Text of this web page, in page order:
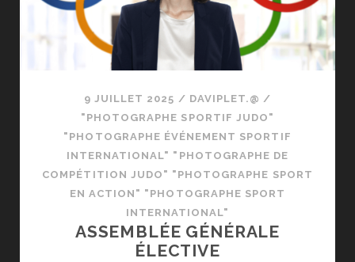
9 JUILLET 2025 / DAVIPLET.@ /
"PHOTOGRAPHE SPORTIF JUDO"
"PHOTOGRAPHE ÉVÉNEMENT SPORTIF
INTERNATIONAL" "PHOTOGRAPHE DE
COMPÉTITION JUDO" "PHOTOGRAPHE SPORT
EN ACTION" "PHOTOGRAPHE SPORT
INTERNATIONAL"
ASSEMBLÉE GÉNÉRALE
ÉLECTIVE